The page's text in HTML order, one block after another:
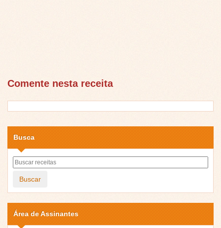
Comente nesta receita
Busca
Buscar
Área de Assinantes